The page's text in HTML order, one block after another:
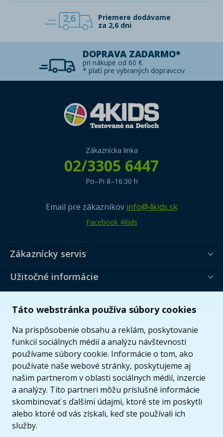
Táto webstránka používa súbory cookies
Na prispôsobenie obsahu a reklám, poskytovanie
funkcií sociálnych médií a analýzu návštevnosti
používame súbory cookie. Informácie o tom, ako
používate naše webové stránky, poskytujeme aj
našim partnerom v oblasti sociálnych médií, inzercie
a analýzy. Títo partneri môžu príslušné informácie
skombinovať s ďalšími údajmi, ktoré ste im poskytli
alebo ktoré od vás získali, keď ste používali ich
služby.
2,6
Priemere dodávame
za 2,6 dni
DOPRAVA ZADARMO*
pri nákupe od 60 €
* platí pre vybraných dopravcov
Zákaznícka linka
02/3305 6447
Po–Pi 8–16:30 h
Email pre zákazníkov info@4kids.sk
Facebook 4Kids
Zákaznícky servis
Užitočné informácie